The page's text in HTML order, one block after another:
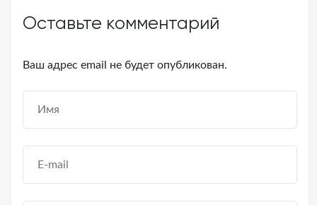
Оставьте комментарий
Ваш адрес email не будет опубликован.